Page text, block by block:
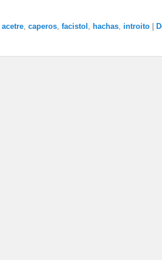
acetre caperos facistol hachas introito |